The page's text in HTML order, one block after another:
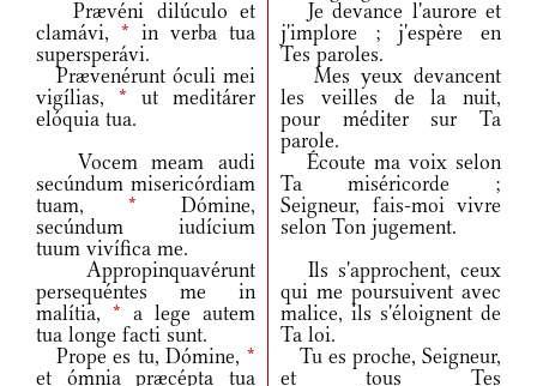
Prævéni dilúculo et
clamávi, * in verba tua
supersperávi.
Je devance l'aurore et
j'implore ; j'espère en
Tes paroles.
Prævenérunt óculi mei
vigílias, * ut meditárer
elóquia tua.
Mes yeux devancent
les veilles de la nuit,
pour méditer sur Ta
parole.
Vocem meam audi
secúndum misericórdiam
tuam, * Dómine,
secúndum iudícium
tuum vivífica me.
Écoute ma voix selon
Ta miséricorde ;
Seigneur, fais-moi vivre
selon Ton jugement.
Appropinquavérunt
persequéntes me in
malítia, * a lege autem
tua longe facti sunt.
Ils s'approchent, ceux
qui me poursuivent avec
malice, ils s'éloignent de
Ta loi.
Prope es tu, Dómine, *
et ómnia præcépta tua
Tu es proche, Seigneur,
et tous Tes